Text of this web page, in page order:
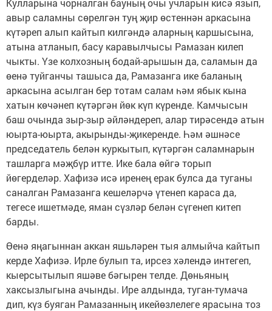
Кулларына чорналган бауның очы учларын кисә язып,
авыр саламны сөрелгән туң җир өстеннән аркасына
күтәреп алып кайтып килгәндә аларның каршысына,
атына атланып, басу каравылчысы Рамазан килеп
чыкты. Үзе колхозның бодай-арышын да, саламын да
өенә туйганчы ташыса да, Рамазанга ике баланың
аркасына асылган бер тотам салам һәм ябык кына
хатын көчәнеп күтәргән йөк күп күренде. Камчысын
баш очында зыр-зыр әйләндереп, алар тирәсендә атын
юырта-юырта, акырынды-җикеренде. Һәм әшнәсе
председатель белән куркытып, күтәргән саламнарын
ташларга мәҗбүр итте. Ике бала өйгә торып
йөгерделәр. Хафизә исә иренең ерак булса да туганы
саналган Рамазанга кешеләрчә үтенеп караса да,
тегесе ишетмәде, яман сүзләр белән сүгенеп китеп
барды.
Өенә яңагыннан аккан яшьләрен тыя алмыйча кайтып
керде Хафизә. Ирле булып та, ирсез хәлендә интегеп,
кыерсытылып яшәве бәгырен телде. Дөньяның
хаксызлыгына ачынды. Ире алдында, туган-тумача
дип, күз буяган Рамазанның икейөзлелеге ярасына тоз